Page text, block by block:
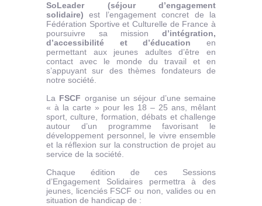
SoLeader (séjour d’engagement
solidaire) est l’engagement concret de la
Fédération Sportive et Culturelle de France à
poursuivre sa mission d’intégration,
d’accessibilité et d’éducation en
permettant aux jeunes adultes d’être en
contact avec le monde du travail et en
s’appuyant sur des thèmes fondateurs de
notre société.
La FSCF organise un séjour d’une semaine
« à la carte » pour les 18 – 25 ans, mêlant
sport, culture, formation, débats et challenge
autour d’un programme favorisant le
développement personnel, le vivre ensemble
et la réflexion sur la construction de projet au
service de la société.
Chaque édition de ces Sessions
d’Engagement Solidaires permettra à des
jeunes, licenciés FSCF ou non, valides ou en
situation de handicap de :